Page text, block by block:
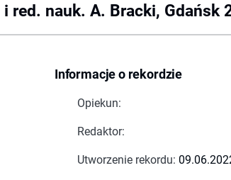
nauk. A. Bracki, Gdańsk
Informacje o rekordzie
Opiekun:
Redaktor:
Utworzenie rekordu: